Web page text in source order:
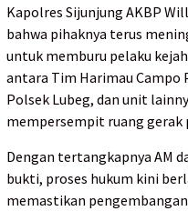
Kapolres Sijunjung AKBP
bahwa pihaknya terus
untuk memburu pelaku
antara Tim Harimau Campo
Polsek Lubeg, dan unit
mempersempit ruang gerak
Dengan tertangkapnya AM
bukti, proses hukum kini
memastikan